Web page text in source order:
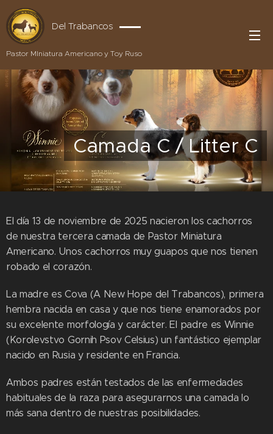
Del Trabancos
Pastor MIniatura Americano y Toy Ruso
Camada C / Litter C
El día 13 de noviembre de 2025 nacieron los cachorros
de nuestra tercera camada de Pastor Miniatura
Americano. Unos cachorros muy guapos que nos tienen
robado el corazón.
La madre es Cova (A New Hope del Trabancos), primera
hembra nacida en casa y que nos tiene enamorados por
su excelente morfología y carácter. El padre es Winnie
(Korolevstvo Gornih Psov Celsius) un fantástico ejemplar
nacido en Rusia y residente en Francia.
Ambos padres están testados de las enfermedades
habituales de la raza para asegurarnos una camada lo
más sana dentro de nuestras posibilidades.